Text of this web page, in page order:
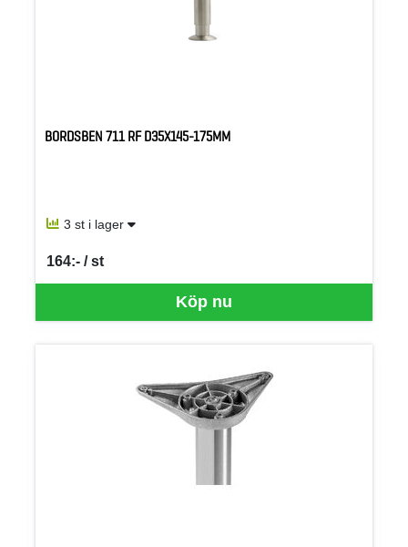
BORDSBEN 711 RF D35X145-175MM
3 st i lager
Köp nu
164:- / st
SEK per ST